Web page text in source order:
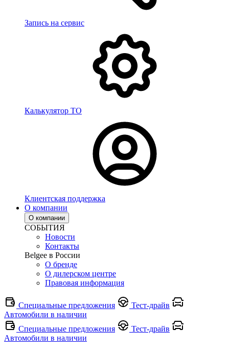
Запись на сервис
Калькулятор ТО
Клиентская поддержка
О компании
О компании
СОБЫТИЯ
Новости
Контакты
Belgee в России
О бренде
О дилерском центре
Правовая информация
Специальные предложения
Тест-драйв
Автомобили в наличии
Специальные предложения
Тест-драйв
Автомобили в наличии